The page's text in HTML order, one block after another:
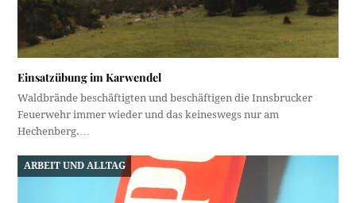
Einsatzübung im Karwendel
Waldbrände beschäftigten und beschäftigen die Innsbrucker
Feuerwehr immer wieder und das keineswegs nur am
Hechenberg.…
ARBEIT UND ALLTAG